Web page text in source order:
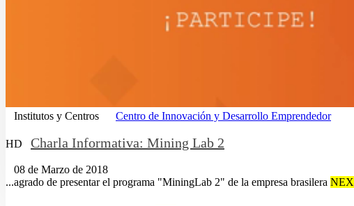
Institutos y Centros Centro de Innovación y Desarrollo Emprendedor
HD Charla Informativa: Mining Lab 2
08 de Marzo de 2018
...agrado de presentar el programa "MiningLab 2" de la empresa brasilera